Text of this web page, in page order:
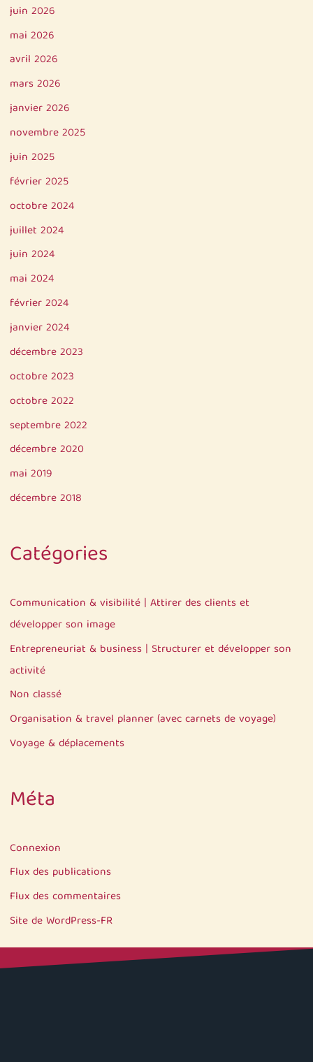
juin 2026
mai 2026
avril 2026
mars 2026
janvier 2026
novembre 2025
juin 2025
février 2025
octobre 2024
juillet 2024
juin 2024
mai 2024
février 2024
janvier 2024
décembre 2023
octobre 2023
octobre 2022
septembre 2022
décembre 2020
mai 2019
décembre 2018
Catégories
Communication & visibilité | Attirer des clients et
développer son image
Entrepreneuriat & business | Structurer et développer son
activité
Non classé
Organisation & travel planner (avec carnets de voyage)
Voyage & déplacements
Méta
Connexion
Flux des publications
Flux des commentaires
Site de WordPress-FR